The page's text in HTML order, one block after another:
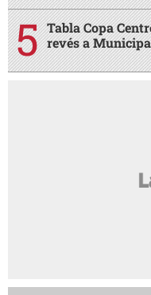
Tabla Copa
revés a